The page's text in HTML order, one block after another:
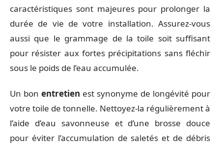
caractéristiques sont majeures pour prolonger la
durée de vie de votre installation. Assurez-vous
aussi que le grammage de la toile soit suffisant
pour résister aux fortes précipitations sans fléchir
sous le poids de l’eau accumulée.
Un bon entretien est synonyme de longévité pour
votre toile de tonnelle. Nettoyez-la régulièrement à
l’aide d’eau savonneuse et d’une brosse douce
pour éviter l’accumulation de saletés et de débris